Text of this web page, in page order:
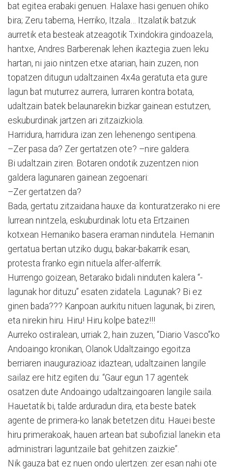
bat egitea erabaki genuen. Halaxe hasi genuen ohiko
bira; Zeru taberna, Herriko, Itzala… Itzalatik batzuk
aurretik eta besteak atzeagotik Txindokira gindoazela,
hantxe, Andres Barberenak lehen ikaztegia zuen leku
hartan, ni jaio nintzen etxe atarian, hain zuzen, non
topatzen ditugun udaltzainen 4x4a geratuta eta gure
lagun bat muturrez aurrera, lurraren kontra botata,
udaltzain batek belaunarekin bizkar gainean estutzen,
eskuburdinak jartzen ari zitzaizkiola.
Harridura, harridura izan zen lehenengo sentipena.
–Zer pasa da? Zer gertatzen ote? –nire galdera.
Bi udaltzain ziren. Botaren ondotik zuzentzen nion
galdera lagunaren gainean zegoenari:
–Zer gertatzen da?
Bada, gertatu zitzaidana hauxe da: konturatzerako ni ere
lurrean nintzela, eskuburdinak lotu eta Ertzainen
kotxean Hernaniko basera eraman nindutela. Hernanin
gertatua bertan utziko dugu, bakar-bakarrik esan,
protesta franko egin nituela alfer-alferrik.
Hurrengo goizean, 8etarako bidali ninduten kalera “-
lagunak hor dituzu” esaten zidatela. Lagunak? Bi ez
ginen bada??? Kanpoan aurkitu nituen lagunak, bi ziren,
eta nirekin hiru. Hiru! Hiru kolpe batez!!!
Aurreko ostiralean, urriak 2, hain zuzen, “Diario Vasco”ko
Andoaingo kronikan, Olanok Udaltzaingo egoitza
berriaren inaugurazioaz idaztean, udaltzainen langile
sailaz ere hitz egiten du: “Gaur egun 17 agentek
osatzen dute Andoaingo udaltzaingoaren langile saila.
Hauetatik bi, talde arduradun dira, eta beste batek
agente de primera-ko lanak betetzen ditu. Hauei beste
hiru primerakoak, hauen artean bat subofizial lanekin eta
administrari laguntzaile bat gehitzen zaizkie”.
Nik gauza bat ez nuen ondo ulertzen: zer esan nahi ote